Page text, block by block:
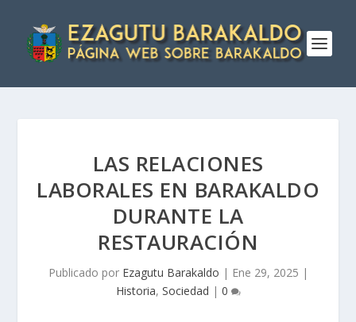
LAS RELACIONES
LABORALES EN BARAKALDO
DURANTE LA
RESTAURACIÓN
Publicado por Ezagutu Barakaldo | Ene 29, 2025 |
Historia, Sociedad | 0